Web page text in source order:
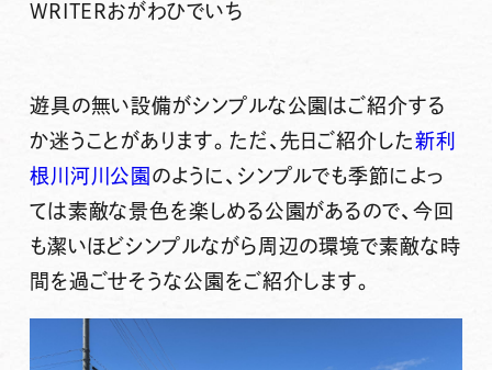
WRITERおがわひでいち
遊具の無い設備がシンプルな公園はご紹介する
か迷うことがあります。ただ、先日ご紹介した新利
根川河川公園 のように、シンプルでも季節によっ
ては素敵な景色を楽しめる公園があるので、今回
も潔いほどシンプルながら周辺の環境で素敵な時
間を過ごせそうな公園をご紹介します。